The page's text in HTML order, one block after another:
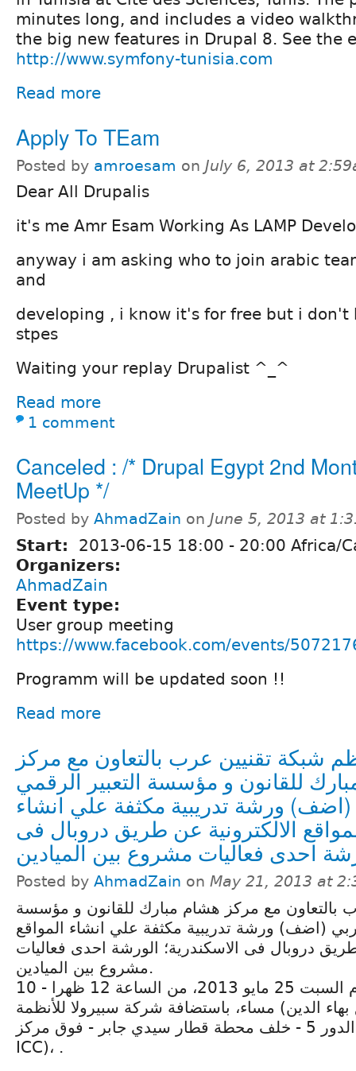
minutes long, and includes a video
the big new features in Drupal 8. See the
http://www.symfony-tunisia.com
Read more
Apply To TEam
Posted by amroesam on July 6, 2013 at
Dear All Drupalis
it's me Amr Esam Working As LAMP
anyway i am asking who to join arabic
and
developing , i know it's for free but i don't
stpes
Waiting your replay Drupalist ^_^
Read more
1 comment
Canceled : /* Drupal Egypt 2nd
MeetUp */
Posted by AhmadZain on June 5, 2013 at
Start: 2013-06-15 18:00 - 20:00 Africa/
Organizers:
AhmadZain
Event type:
User group meeting
https://www.facebook.com/events/
Programm will be updated soon !!
Read more
شبكة تقنيين عرب بالتعاون مع مركز
للقانون و مؤسسة التعبير الرقمي
(اضف) ورشة تدريبية مكثفة علي انشاء
الالكترونية عن طريق دروبال فى
Posted by AhmadZain on May 21, 2013 at
بالتعاون مع مركز هشام مبارك للقانون و مؤسسة
(اضف) ورشة تدريبية مكثفة علي انشاء المواقع
طريق دروبال فى الاسكندرية؛ الورشة احدى فعاليات
مشروع بين الميادين.
ستعقد الورشة يوم السبت 25 مايو 2013، من الساعة 12 ظهرا - 10
مساء، باستضافة شركة سبيرولا للأنظمة (العنوان: 32 شارع بهاء الدين
الغتوري، سموحة - الدور 5 - خلف محطة قطار سيدي جابر - فوق مركز
ICC)، .